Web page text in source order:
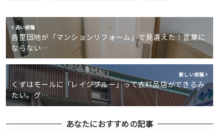
古い投稿
香里団地が「マンションリフォーム」で見違えた！言葉に
ならない…
新しい投稿
くずはモールに「レイジブルー」って衣料品店ができるみ
たい。グ…
あなたにおすすめの記事